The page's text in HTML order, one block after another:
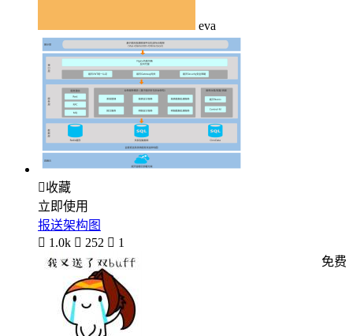
eva
收藏
立即使用
报送架构图
 1.0k  252  1
免费